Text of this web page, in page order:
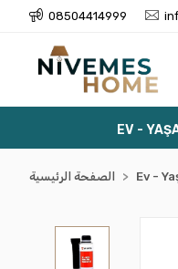
08504414999
EV -
الصفحة الرئيسية Ev -